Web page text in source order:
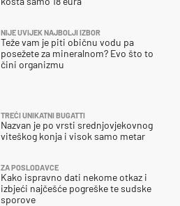
TREĆI UNIKATNI BUGATTI
Nazvan je po vrsti srednjovjekovnog
viteškog konja i visok samo metar
ZA POSLODAVCE
Kako ispravno dati nekome otkaz i
izbjeći najčešće pogreške te sudske
sporove
NIJE UVIJEK NAJBOLJI IZBOR
Teže vam je piti običnu vodu pa
posežete za mineralnom? Evo što to
čini organizmu